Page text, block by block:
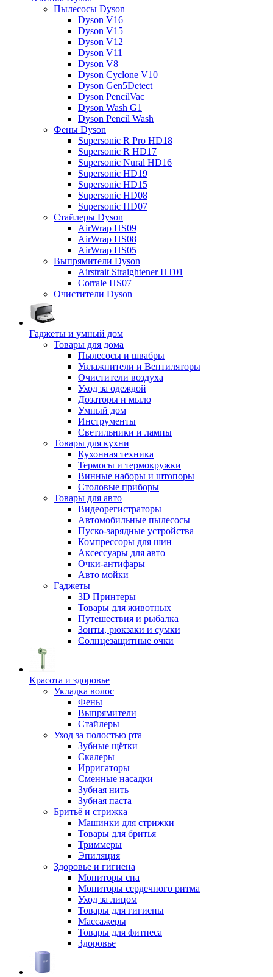
Пылесосы Dyson
Dyson V16
Dyson V15
Dyson V12
Dyson V11
Dyson V8
Dyson Cyclone V10
Dyson Gen5Detect
Dyson PencilVac
Dyson Wash G1
Dyson Pencil Wash
Фены Dyson
Supersonic R Pro HD18
Supersonic R HD17
Supersonic Nural HD16
Supersonic HD19
Supersonic HD15
Supersonic HD08
Supersonic HD07
Стайлеры Dyson
AirWrap HS09
AirWrap HS08
AirWrap HS05
Выпрямители Dyson
Airstrait Straightener HT01
Corrale HS07
Очистители Dyson
Гаджеты и умный дом
Товары для дома
Пылесосы и швабры
Увлажнители и Вентиляторы
Очистители воздуха
Уход за одеждой
Дозаторы и мыло
Умный дом
Инструменты
Светильники и лампы
Товары для кухни
Кухонная техника
Термосы и термокружки
Винные наборы и штопоры
Столовые приборы
Товары для авто
Видеорегистраторы
Автомобильные пылесосы
Пуско-зарядные устройства
Компрессоры для шин
Аксессуары для авто
Очки-антифары
Авто мойки
Гаджеты
3D Принтеры
Товары для животных
Путешествия и рыбалка
Зонты, рюкзаки и сумки
Солнцезащитные очки
Красота и здоровье
Укладка волос
Фены
Выпрямители
Стайлеры
Уход за полостью рта
Зубные щётки
Скалеры
Ирригаторы
Сменные насадки
Зубная нить
Зубная паста
Бритьё и стрижка
Машинки для стрижки
Товары для бритья
Триммеры
Эпиляция
Здоровье и гигиена
Мониторы сна
Мониторы сердечного ритма
Уход за лицом
Товары для гигиены
Массажеры
Товары для фитнеса
Здоровье